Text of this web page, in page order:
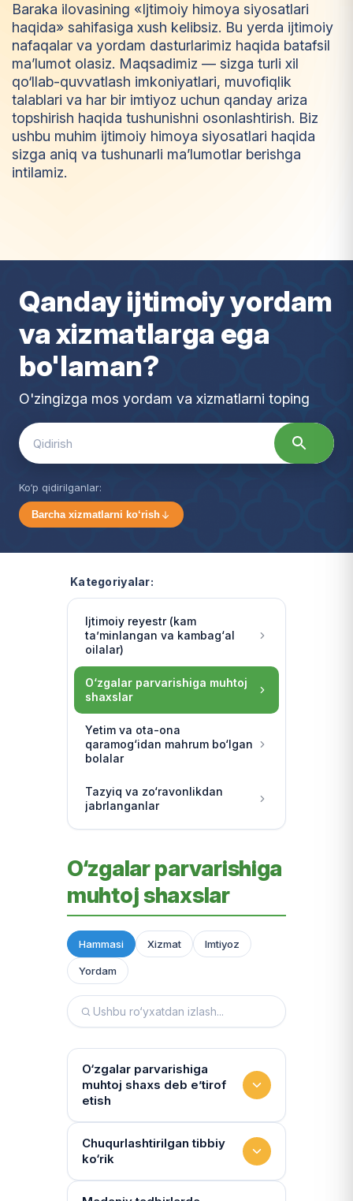
Baraka ilovasining «Ijtimoiy himoya siyosatlari
haqida» sahifasiga xush kelibsiz. Bu yerda ijtimoiy
nafaqalar va yordam dasturlarimiz haqida batafsil
ma’lumot olasiz. Maqsadimiz — sizga turli xil
qo‘llab-quvvatlash imkoniyatlari, muvofiqlik
talablari va har bir imtiyoz uchun qanday ariza
topshirish haqida tushunishni osonlashtirish. Biz
ushbu muhim ijtimoiy himoya siyosatlari haqida
sizga aniq va tushunarli ma’lumotlar berishga
intilamiz.
mtiy oz
Qanday ijtimoiy yordam
va xizmatlarga ega
bo'laman?
O'zingizga mos yordam va xizmatlarni toping
Search
for:
Ko‘p qidirilganlar:
Barcha xizmatlarni ko‘rish
Kategoriyalar:
Ijtimoiy reyestr (kam
ta’minlangan va kambag‘al
oilalar)
O‘zgalar parvarishiga muhtoj
shaxslar
Yetim va ota-ona
qaramog‘idan mahrum bo‘lgan
bolalar
Tazyiq va zo‘ravonlikdan
jabrlanganlar
O‘zgalar parvarishiga
muhtoj shaxslar
Hammasi Xizmat Imtiyoz
Yordam
O‘zgalar parvarishiga
muhtoj shaxs deb e’tirof
etish
Yashash sharoitini kim
baholaydi?
Multidissiplinar guruh: "Inson"
Chuqurlashtirilgan tibbiy
ko‘rik